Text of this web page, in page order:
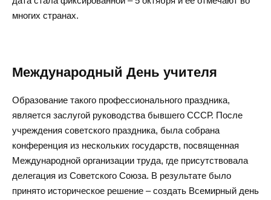
многих странах.
Международный День учителя
Образование такого профессионального праздника,
является заслугой руководства бывшего СССР. После
учреждения советского праздника, была собрана
конференция из нескольких государств, посвященная
Международной организации труда, где присутствовала
делегация из Советского Союза. В результате было
принято историческое решение – создать Всемирный день